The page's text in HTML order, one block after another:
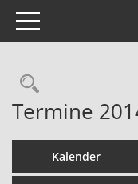
Toggle navigation
Termine
Kalender